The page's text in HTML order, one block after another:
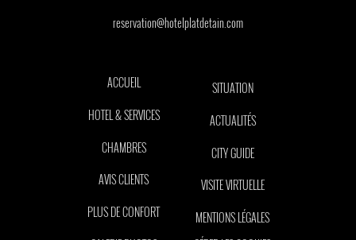
reservation@hotelplatdetain.com
ACCUEIL
HOTEL & SERVICES
CHAMBRES
AVIS CLIENTS
PLUS DE CONFORT
SITUATION
ACTUALITÉS
CITY GUIDE
VISITE VIRTUELLE
MENTIONS LÉGALES